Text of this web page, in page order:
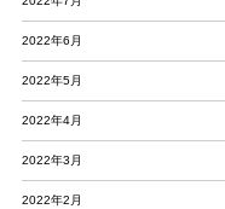
2022年6月
2022年5月
2022年4月
2022年3月
2022年2月